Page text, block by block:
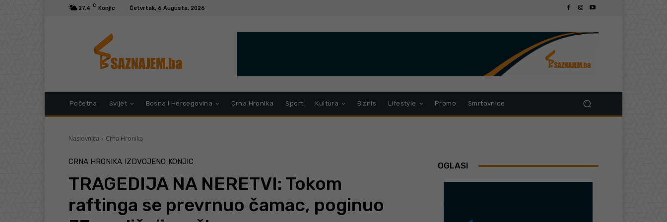
27.4 C Konjic Četvrtak, 6 Augusta, 2026
Početna Svijet Bosna I Hercegovina Crna Hronika Sport Kultura Biznis Lifestyle Promo Smrtovnice
Naslovnica Crna Hronika
CRNA HRONIKA IZDVOJENO KONJIC
TRAGEDIJA NA NERETVI: Tokom
raftinga se prevrnuo čamac, poginuo
OGLASI